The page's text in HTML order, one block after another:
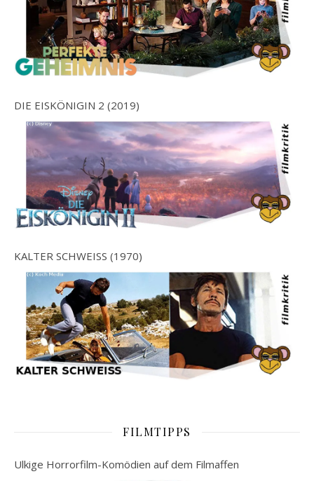
DIE EISKÖNIGIN 2 (2019)
KALTER SCHWEISS (1970)
FILMTIPPS
Ulkige Horrorfilm-Komödien auf dem Filmaffen